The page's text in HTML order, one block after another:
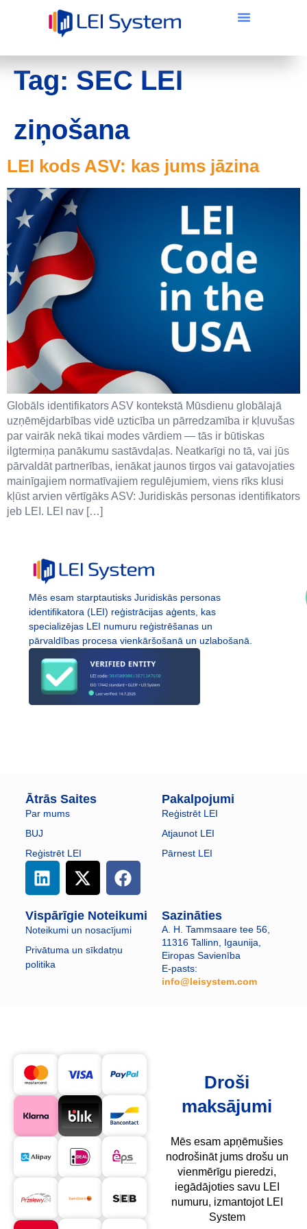
Tag: SEC LEI
ziņošana
LEI kods ASV: kas jums jāzina
Globāls identifikators ASV kontekstā Mūsdienu globālajā
uzņēmējdarbības vidē uzticība un pārredzamība ir kļuvušas
par vairāk nekā tikai modes vārdiem — tās ir būtiskas
ilgtermiņa panākumu sastāvdaļas. Neatkarīgi no tā, vai jūs
pārvaldāt partnerības, ienākat jaunos tirgos vai gatavojaties
mainīgajiem normatīvajiem regulējumiem, viens rīks klusi
kļūst arvien vērtīgāks ASV: Juridiskās personas identifikators
jeb LEI. LEI nav […]
Mēs esam starptautisks Juridiskās personas
identifikatora (LEI) reģistrācijas aģents, kas
specializējas LEI numuru reģistrēšanas un
pārvaldības procesa vienkāršošanā un uzlabošanā.
Ātrās Saites
Par mums
BUJ
Reģistrēt LEI
Pakalpojumi
Reģistrēt LEI
Atjaunot LEI
Pārnest LEI
Vispārīgie Noteikumi
Noteikumi un nosacījumi
Privātuma un sīkdatņu
politika
Sazināties
A. H. Tammsaare tee 56,
11316 Tallinn, Igaunija,
Eiropas Savienība
E-pasts:
info@leisystem.com
Droši
maksājumi
Mēs esam apņēmušies
nodrošināt jums drošu un
vienmērīgu pieredzi,
iegādājoties savu LEI
numuru, izmantojot LEI
System